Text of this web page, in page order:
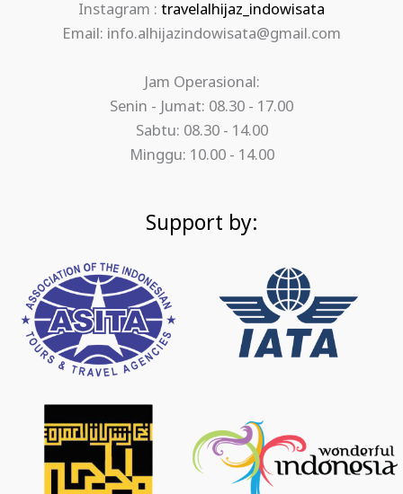
Instagram : travelalhijaz_indowisata
Email: info.alhijazindowisata@gmail.com
Jam Operasional:
Senin - Jumat: 08.30 - 17.00
Sabtu: 08.30 - 14.00
Minggu: 10.00 - 14.00
Support by: